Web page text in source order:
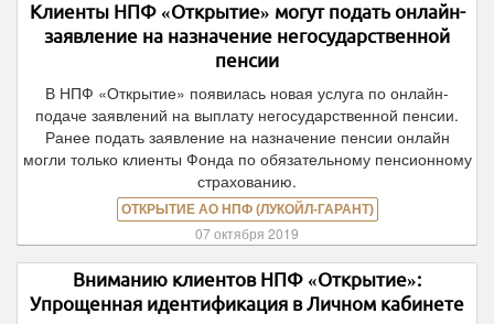
Клиенты НПФ «Открытие» могут подать онлайн-
заявление на назначение негосударственной
пенсии
В НПФ «Открытие» появилась новая услуга по онлайн-
подаче заявлений на выплату негосударственной пенсии.
Ранее подать заявление на назначение пенсии онлайн
могли только клиенты Фонда по обязательному пенсионному
страхованию.
ОТКРЫТИЕ АО НПФ (ЛУКОЙЛ-ГАРАНТ)
07 октября 2019
Вниманию клиентов НПФ «Открытие»:
Упрощенная идентификация в Личном кабинете